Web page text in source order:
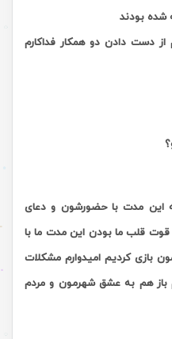
شده بودند
دست دادن دو همکار فداکارم
این مدت با حضورشون و دعاى
قلب ما بودن این مدت ما با
بازى کردیم امیدوارم مشکلات
هم به عشق شهرمون و مردم